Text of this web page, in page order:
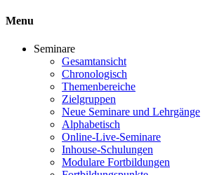
Menu
Seminare
Gesamtansicht
Chronologisch
Themenbereiche
Zielgruppen
Neue Seminare und Lehrgänge
Alphabetisch
Online-Live-Seminare
Inhouse-Schulungen
Modulare Fortbildungen